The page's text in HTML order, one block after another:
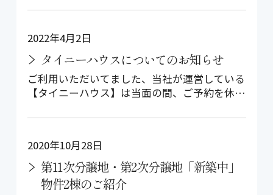
2022年4月2日
タイニーハウスについてのお知らせ
ご利用いただいてました、当社が運営している
【タイニーハウス】は当面の間、ご予約を休止
2020年10月28日
第11次分譲地・第2次分譲地「新築中」
物件2棟のご紹介